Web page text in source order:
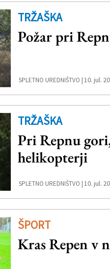
TRŽAŠKA
Požar pri
SPLETNO UREDNIŠTVO | 10. jul.
TRŽAŠKA
Pri Repnu
helikopterji
SPLETNO UREDNIŠTVO | 10. jul.
ŠPORT
Kras Repen v